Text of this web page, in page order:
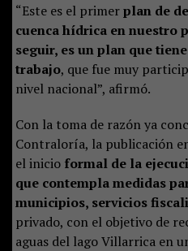
“Este es el primerplan de
cuenca hídrica en nuestro
seguir, es un plan que
trabajo, que fue muy
nivel nacional”, afirmó.
Con la toma de razón ya
Contraloría, la publicación
el inicio formal de la
que contempla medidas
municipios, servicios
privado, con el objetivo de
aguas del lago Villarrica en